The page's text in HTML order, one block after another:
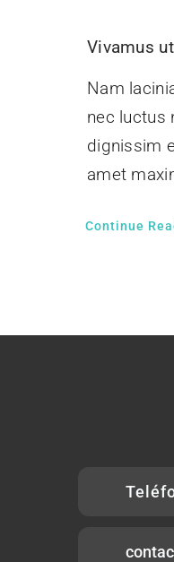
Vivamus
Nam
nec luctus
dignissim
amet
Continue